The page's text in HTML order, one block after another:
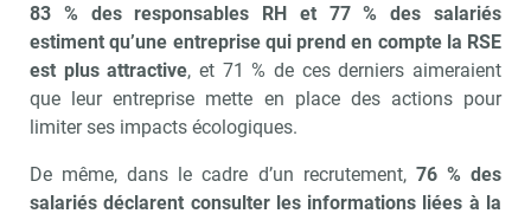
83 % des responsables RH et 77 % des salariés
estiment qu’une entreprise qui prend en compte la RSE
est plus attractive, et 71 % de ces derniers aimeraient
que leur entreprise mette en place des actions pour
limiter ses impacts écologiques.
De même, dans le cadre d’un recrutement,76 % des
salariés déclarent consulter les informations liées à la